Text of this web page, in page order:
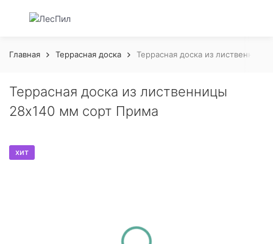
Главная Террасная доска Террасная доска из
Террасная доска из лиственницы
28x140 мм сорт Прима
хит